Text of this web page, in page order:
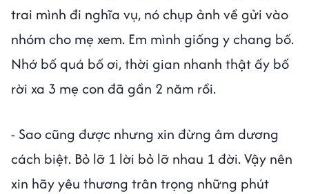
trai mình đi nghĩa vụ, nó chụp ảnh về gửi vào
nhóm cho mẹ xem. Em mình giống y chang bố.
Nhớ bố quá bố ơi, thời gian nhanh thật ấy bố
rời xa 3 mẹ con đã gần 2 năm rồi.
- Sao cũng được nhưng xin đừng âm dương
cách biệt. Bỏ lỡ 1 lời bỏ lỡ nhau 1 đời. Vậy nên
xin hãy yêu thương trân trọng những phút